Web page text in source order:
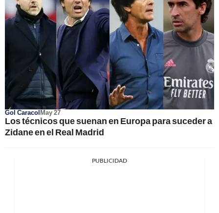
Gol CaracolMay 27
Los técnicos que suenan en Europa para suceder a
Zidane en el Real Madrid
PUBLICIDAD